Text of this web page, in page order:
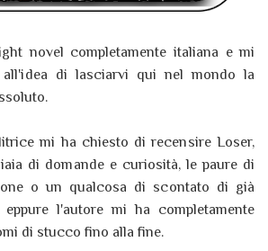
novel completamente italiana e mi
all'idea di lasciarvi qui nel mondo la
mi ha chiesto di recensire Loser,
di domande e curiosità, le paure di
o un qualcosa di scontato di già
l'autore mi ha completamente
di stucco fino alla fine.